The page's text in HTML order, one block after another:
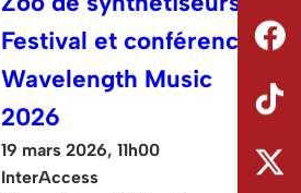
Festival et conférence
Wavelength Music
2026
19 mars 2026, 11h00
InterAccess